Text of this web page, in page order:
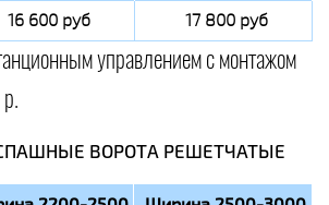
16 600 руб 17 800 руб
управлением с монтажом
ВОРОТА РЕШЕТЧАТЫЕ